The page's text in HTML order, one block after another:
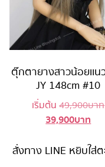
ตุ๊กตายางสาวน้อยเเน
JY 148cm #10
เริ่มต้น49,900บาท
39,900บาท
is:
สั่งทาง LINE หยิบใส่ต